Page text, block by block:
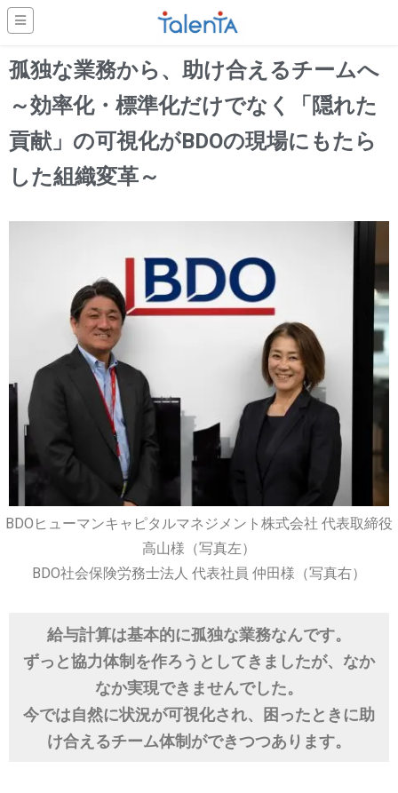
孤独な業務から、助け合えるチームへ
～効率化・標準化だけでなく「隠れた
貢献」の可視化がBDOの現場にもたら
した組織変革～
BDOヒューマンキャピタルマネジメント株式会社 代表取締役
高山様（写真左）
BDO社会保険労務士法人 代表社員 仲田様（写真右）
給与計算は基本的に孤独な業務なんです。
ずっと協力体制を作ろうとしてきましたが、なか
なか実現できませんでした。
今では自然に状況が可視化され、困ったときに助
け合えるチーム体制ができつつあります。